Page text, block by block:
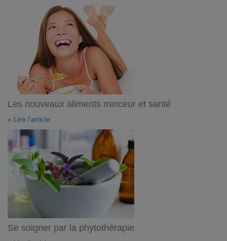
Les nouveaux aliments minceur et santé
» Lire l'article
Se soigner par la phytothérapie